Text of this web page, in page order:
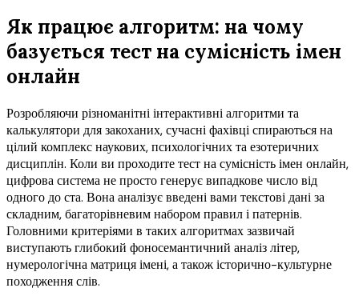
Як працює алгоритм: на чому
базується тест на сумісність імен
онлайн
Розробляючи різноманітні інтерактивні алгоритми та
калькулятори для закоханих, сучасні фахівці спираються на
цілий комплекс наукових, психологічних та езотеричних
дисциплін. Коли ви проходите тест на сумісність імен онлайн,
цифрова система не просто генерує випадкове число від
одного до ста. Вона аналізує введені вами текстові дані за
складним, багаторівневим набором правил і патернів.
Головними критеріями в таких алгоритмах зазвичай
виступають глибокий фоносемантичний аналіз літер,
нумерологічна матриця імені, а також історично-культурне
походження слів.